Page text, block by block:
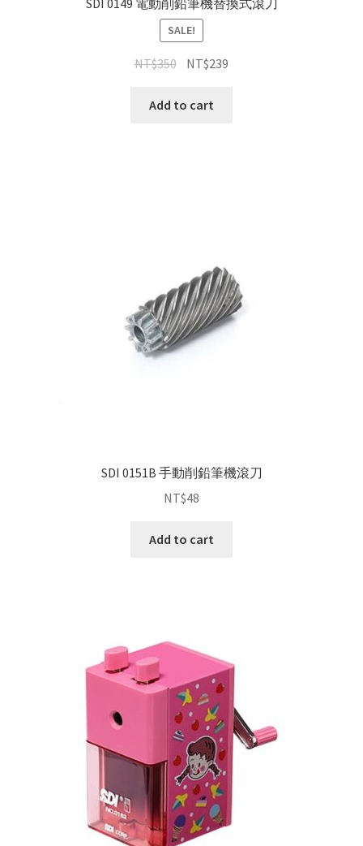
SALE!
NT$350 NT$239
Add to cart
SDI 0151B 手動削鉛筆機滾刀
NT$48
Add to cart